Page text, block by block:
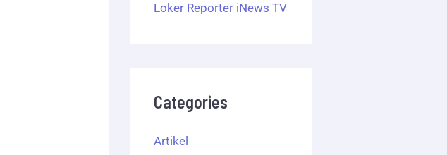
Loker Reporter iNews TV
Categories
Artikel